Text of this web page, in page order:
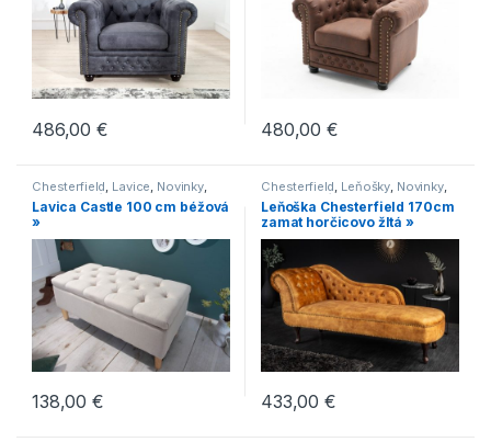
486,00€ 480,00€
Chesterfield, Lavice, Novinky,
Sedenie ,Série
Lavica Castle 100 cm béžová
»
138,00€
Chesterfield, Leňošky, Novinky,
Sedenie Série
Leňoška Chesterfield 170cm
zamat horčicovo žltá »
433,00€